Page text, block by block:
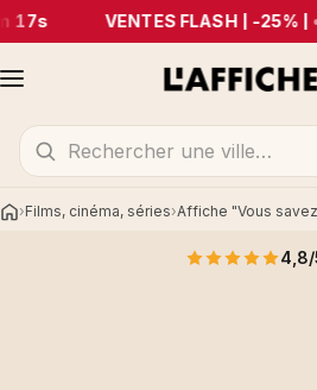
17s VENTES FLASH | -25% | •
AccueilFilms, cinéma, séries Affiche "Vous
4,8/